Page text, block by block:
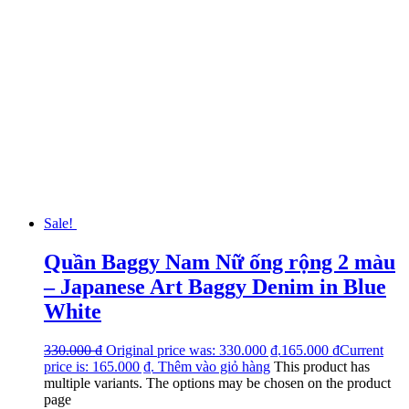
Sale!
Quần Baggy Nam Nữ ống rộng 2 màu
– Japanese Art Baggy Denim in Blue
White
330.000₫ Original price was: 330.000 ₫.165.000 ₫Current
price is: 165.000 ₫. Thêm vào giỏ hàng This product has
multiple variants. The options may be chosen on the product
page